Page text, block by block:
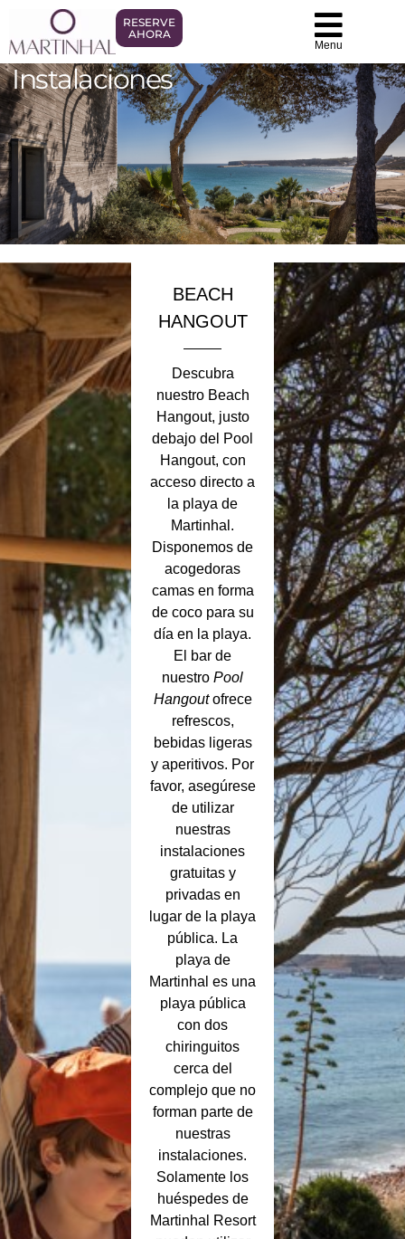
RESERVE
AHORA
Menu
Instalaciones
BEACH
HANGOUT
Descubra
nuestro Beach
Hangout, justo
debajo del Pool
Hangout, con
acceso directo a
la playa de
Martinhal.
Disponemos de
acogedoras
camas en forma
de coco para su
día en la playa.
El bar de
nuestro Pool
Hangoutofrece
refrescos,
bebidas ligeras
y aperitivos. Por
favor, asegúrese
de utilizar
nuestras
instalaciones
gratuitas y
privadas en
lugar de la playa
pública. La
playa de
Martinhal es una
playa pública
con dos
chiringuitos
cerca del
complejo que no
forman parte de
nuestras
instalaciones.
Solamente los
huéspedes de
Martinhal Resort